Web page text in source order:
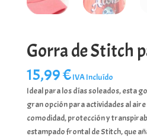
Gorra de Stitch
15,99€IVA Incluído
Ideal para los días soleados, esta
gran opción para actividades al
comodidad, protección y
estampado frontal de Stitch, que